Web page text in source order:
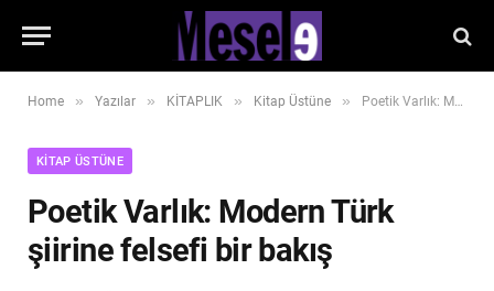
Home » Yazılar » KİTAPLIK » Kitap Üstüne » Poetik Varlık: Modern Türk şiirine felsefi bir bakış
KITAP ÜSTÜNE
Poetik Varlık: Modern Türk
şiirine felsefi bir bakış